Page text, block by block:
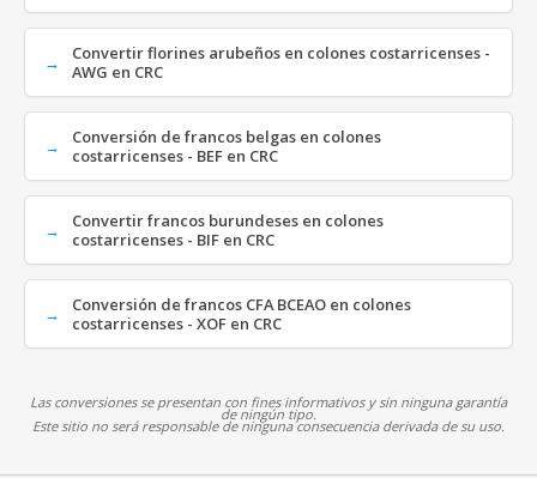
Convertir florines arubeños en colones costarricenses -
AWG en CRC
Conversión de francos belgas en colones
costarricenses - BEF en CRC
Convertir francos burundeses en colones
costarricenses - BIF en CRC
Conversión de francos CFA BCEAO en colones
costarricenses - XOF en CRC
Las conversiones se presentan con fines informativos y sin ninguna garantía
de ningún tipo.
Este sitio no será responsable de ninguna consecuencia derivada de su uso.